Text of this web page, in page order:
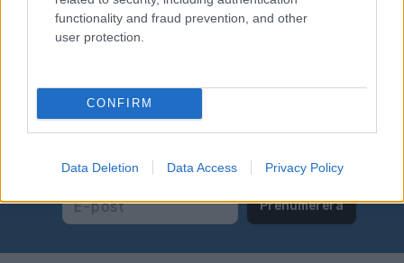
functionality and fraud prevention, and other
user protection.
CONFIRM
Data Deletion Data Access Privacy Policy
Foto: KJELL-ERIK KRISTIANSEN
Prenumerera